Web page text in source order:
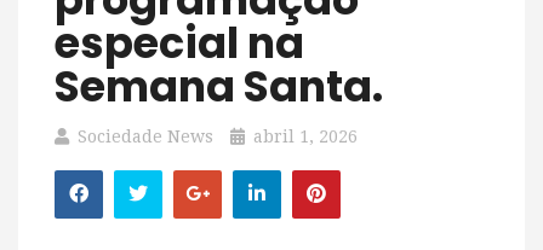
especial na
Semana Santa.
Sociedade News abril 1, 2026